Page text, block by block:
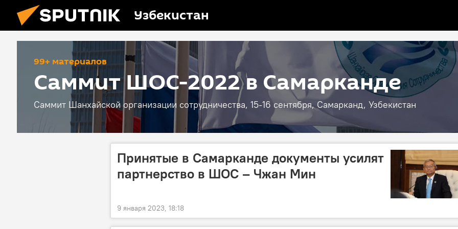
Узбекистан
99+ материалов
Саммит ШОС-2022 в Самарканде
Саммит Шанхайской организации сотрудничества, 15-16 сентября, Самарканд, Узбекистан
Принятые в Самарканде документы усилят
партнерство в ШОС – Чжан Мин
9 января 2023, 18:18